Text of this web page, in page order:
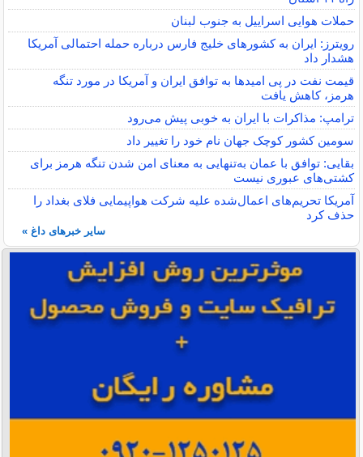
حملات هوایی اسراییل به جنوب لبنان
رویترز: ایران به کشورهای خلیج فارس درباره حمله احتمالی آمریکا
هشدار داد
قیمت نفت در پی امیدها به توافق ایران و آمریکا در مورد تنگه
هرمز، کاهش یافت
ترامپ: مذاکرات با ایران به خوبی پیش می‌رود
سومین کشور کوچک جهان نام خود را تغییر داد
بقایی: توافق با عمان به‌تنهایی به معنای امن شدن تنگه هرمز برای
کشتی‌های عبوری نیست
آمریکا تحریم‌های اعمال‌شده علیه شرکت هواپیمایی فلای بغداد را
حذف کرد
سایر خبرهای داغ »